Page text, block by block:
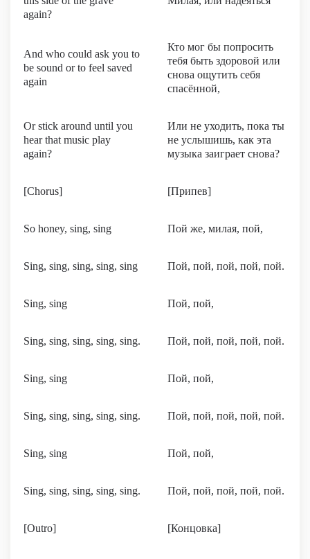
again?
And who could ask you to
be sound or to feel saved
again
Кто мог бы попросить
тебя быть здоровой или
снова ощутить себя
спасённой,
Or stick around until you
hear that music play
again?
Или не уходить, пока ты
не услышишь, как эта
музыка заиграет снова?
[Chorus] [Припев]
So honey, sing, sing Пой же, милая, пой,
Sing, sing, sing, sing, sing Пой, пой, пой, пой, пой.
Sing, sing Пой, пой,
Sing, sing, sing, sing, sing. Пой, пой, пой, пой, пой.
Sing, sing Пой, пой,
Sing, sing, sing, sing, sing. Пой, пой, пой, пой, пой.
Sing, sing Пой, пой,
Sing, sing, sing, sing, sing. Пой, пой, пой, пой, пой.
[Outro] [Концовка]